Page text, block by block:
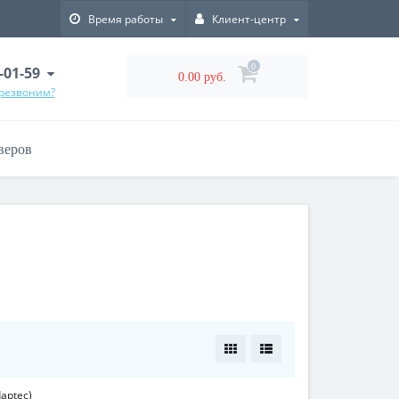
Время работы Клиент-центр
59 0.00 руб.
0